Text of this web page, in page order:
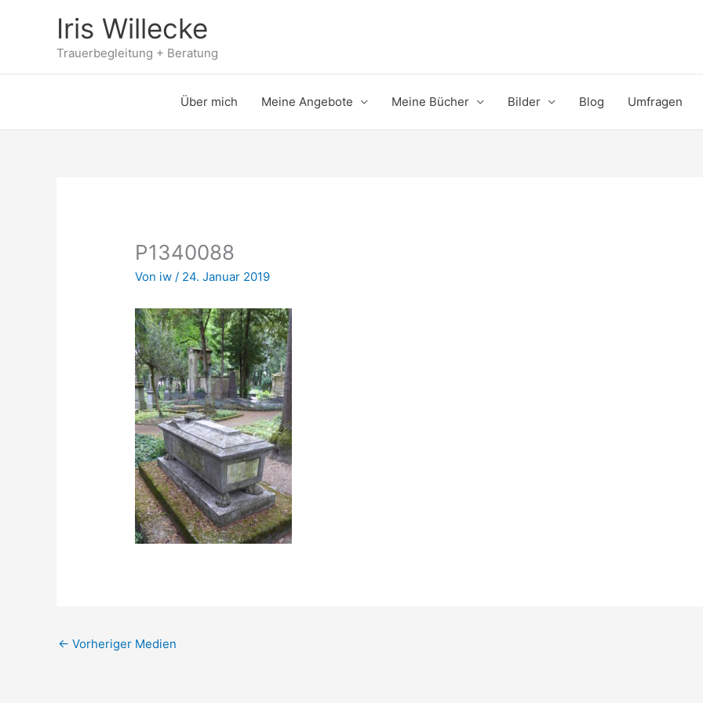
Iris Willecke
Trauerbegleitung + Beratung
Über mich Meine Angebote Meine Bücher Bilder Blog Umfragen
P1340088
Von iw/ 24. Januar 2019
← Vorheriger Medien